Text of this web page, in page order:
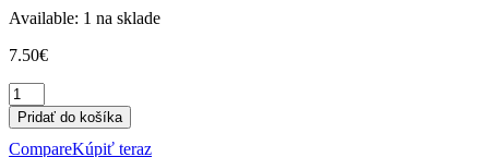
Available: 1 na sklade
7.50€
Pridať do košíka
CompareKúpiť teraz